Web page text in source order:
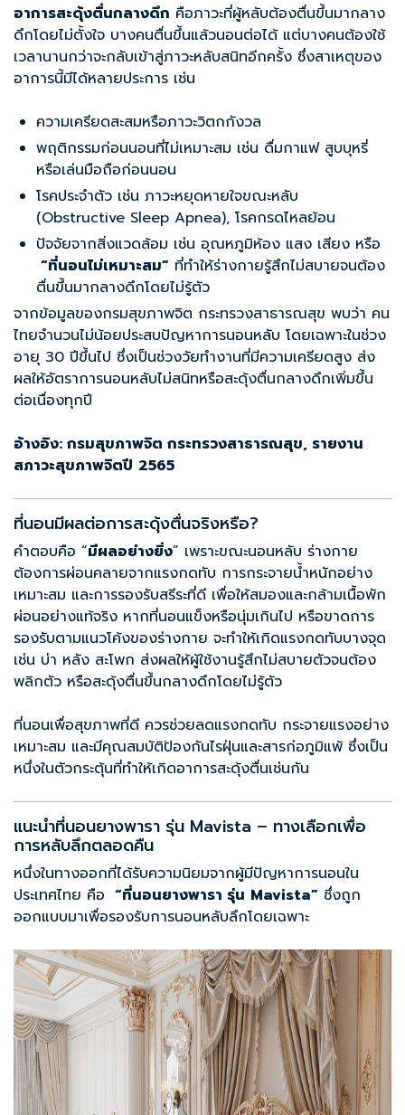
อาการสะดุ้งตื่นกลางดึก คือภาวะที่ผู้หลับต้องตื่นขึ้นมากลาง
ดึกโดยไม่ตั้งใจ บางคนตื่นขึ้นแล้วนอนต่อได้ แต่บางคนต้องใช้
เวลานานกว่าจะกลับเข้าสู่ภาวะหลับสนิทอีกครั้ง ซึ่งสาเหตุของ
อาการนี้มีได้หลายประการ เช่น
ความเครียดสะสมหรือภาวะวิตกกังวล
พฤติกรรมก่อนนอนที่ไม่เหมาะสม เช่น ดื่มกาแฟ สูบบุหรี่
หรือเล่นมือถือก่อนนอน
โรคประจำตัว เช่น ภาวะหยุดหายใจขณะหลับ
(Obstructive Sleep Apnea), โรคกรดไหลย้อน
ปัจจัยจากสิ่งแวดล้อม เช่น อุณหภูมิห้อง แสง เสียง หรือ
“ที่นอนไม่เหมาะสม” ที่ทำให้ร่างกายรู้สึกไม่สบายจนต้อง
ตื่นขึ้นมากลางดึกโดยไม่รู้ตัว
จากข้อมูลของกรมสุขภาพจิต กระทรวงสาธารณสุข พบว่า คน
ไทยจำนวนไม่น้อยประสบปัญหาการนอนหลับ โดยเฉพาะในช่วง
อายุ 30 ปีขึ้นไป ซึ่งเป็นช่วงวัยทำงานที่มีความเครียดสูง ส่ง
ผลให้อัตราการนอนหลับไม่สนิทหรือสะดุ้งตื่นกลางดึกเพิ่มขึ้น
ต่อเนื่องทุกปี
อ้างอิง: กรมสุขภาพจิต กระทรวงสาธารณสุข, รายงาน
สภาวะสุขภาพจิตปี 2565
ที่นอนมีผลต่อการสะดุ้งตื่นจริงหรือ?
คำตอบคือ “มีผลอย่างยิ่ง” เพราะขณะนอนหลับ ร่างกาย
ต้องการผ่อนคลายจากแรงกดทับ การกระจายน้ำหนักอย่าง
เหมาะสม และการรองรับสรีระที่ดี เพื่อให้สมองและกล้ามเนื้อพัก
ผ่อนอย่างแท้จริง หากที่นอนแข็งหรือนุ่มเกินไป หรือขาดการ
รองรับตามแนวโค้งของร่างกาย จะทำให้เกิดแรงกดทับบางจุด
เช่น บ่า หลัง สะโพก ส่งผลให้ผู้ใช้งานรู้สึกไม่สบายตัวจนต้อง
พลิกตัว หรือสะดุ้งตื่นขึ้นกลางดึกโดยไม่รู้ตัว
ที่นอนเพื่อสุขภาพที่ดี ควรช่วยลดแรงกดทับ กระจายแรงอย่าง
เหมาะสม และมีคุณสมบัติป้องกันไรฝุ่นและสารก่อภูมิแพ้ ซึ่งเป็น
หนึ่งในตัวกระตุ้นที่ทำให้เกิดอาการสะดุ้งตื่นเช่นกัน
แนะนำที่นอนยางพารา รุ่น Mavista – ทางเลือกเพื่อ
การหลับลึกตลอดคืน
หนึ่งในทางออกที่ได้รับความนิยมจากผู้มีปัญหาการนอนใน
ประเทศไทย คือ “ที่นอนยางพารา รุ่น Mavista” ซึ่งถูก
ออกแบบมาเพื่อรองรับการนอนหลับลึกโดยเฉพาะ